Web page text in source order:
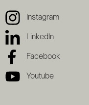
Instagram
LinkedIn
Facebook
Youtube